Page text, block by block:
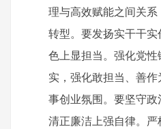
理与高效赋能之间关
转型。要发扬实干干
色上显担当。强化党
实，强化敢担当、善
事创业氛围。要坚守
清正廉洁上强自律。严